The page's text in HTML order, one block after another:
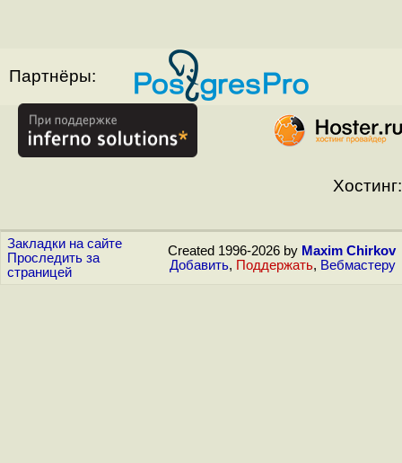
Партнёры:
Хостинг:
Закладки на сайте
Проследить за
страницей
Created 1996-2026 by Maxim Chirkov
Добавить, Поддержать, Вебмастеру